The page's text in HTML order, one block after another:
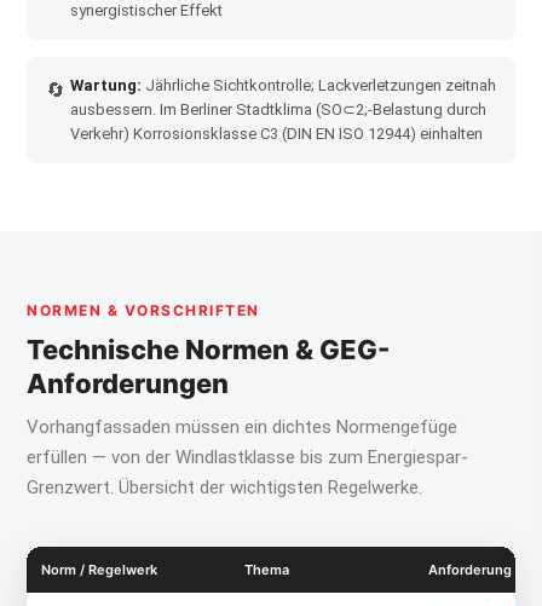
synergistischer Effekt
🔄 Wartung: Jährliche Sichtkontrolle; Lackverletzungen zeitnah
ausbessern. Im Berliner Stadtklima (SO⊂2;-Belastung durch
Verkehr) Korrosionsklasse C3 (DIN EN ISO 12944) einhalten
NORMEN & VORSCHRIFTEN
Technische Normen & GEG-
Anforderungen
Vorhangfassaden müssen ein dichtes Normengefüge
erfüllen — von der Windlastklasse bis zum Energiespar-
Grenzwert. Übersicht der wichtigsten Regelwerke.
Norm / Regelwerk Thema Anforderung /